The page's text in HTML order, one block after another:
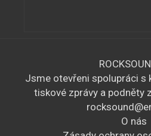
Jsme otevřeni spolupráci s
tiskové zprávy a podněty
O nás